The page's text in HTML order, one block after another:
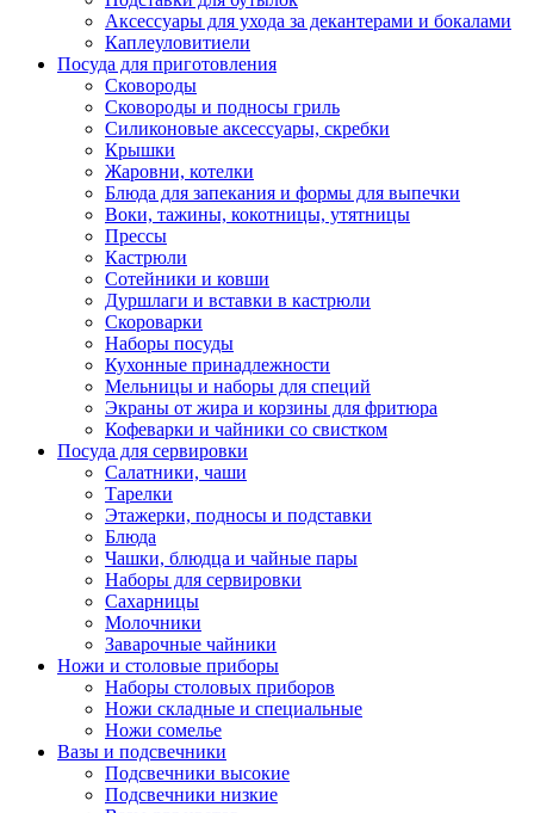
Аксессуары для ухода за декантерами и бокалами
Каплеуловитиели
Посуда для приготовления
Сковороды
Сковороды и подносы гриль
Силиконовые аксессуары, скребки
Крышки
Жаровни, котелки
Блюда для запекания и формы для выпечки
Воки, тажины, кокотницы, утятницы
Прессы
Кастрюли
Сотейники и ковши
Дуршлаги и вставки в кастрюли
Скороварки
Наборы посуды
Кухонные принадлежности
Мельницы и наборы для специй
Экраны от жира и корзины для фритюра
Кофеварки и чайники со свистком
Посуда для сервировки
Салатники, чаши
Тарелки
Этажерки, подносы и подставки
Блюда
Чашки, блюдца и чайные пары
Наборы для сервировки
Сахарницы
Молочники
Заварочные чайники
Ножи и столовые приборы
Наборы столовых приборов
Ножи складные и специальные
Ножи сомелье
Вазы и подсвечники
Подсвечники высокие
Подсвечники низкие